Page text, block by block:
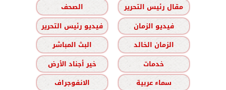
مقال رئيس التحرير
الصحف
فيديو الزمان
فيديو رئيس التحرير
الزمان الخالد
البث المباشر
خدمات
خير أجناد الأرض
سماء عربية
الانفوجراف